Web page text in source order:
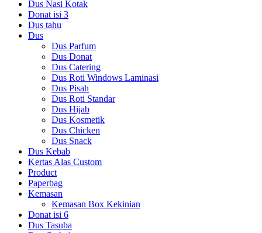
Dus Nasi Kotak
Donat isi 3
Dus tahu
Dus
Dus Parfum
Dus Donat
Dus Catering
Dus Roti Windows Laminasi
Dus Pisah
Dus Roti Standar
Dus Hijab
Dus Kosmetik
Dus Chicken
Dus Snack
Dus Kebab
Kertas Alas Custom
Product
Paperbag
Kemasan
Kemasan Box Kekinian
Donat isi 6
Dus Tasuba